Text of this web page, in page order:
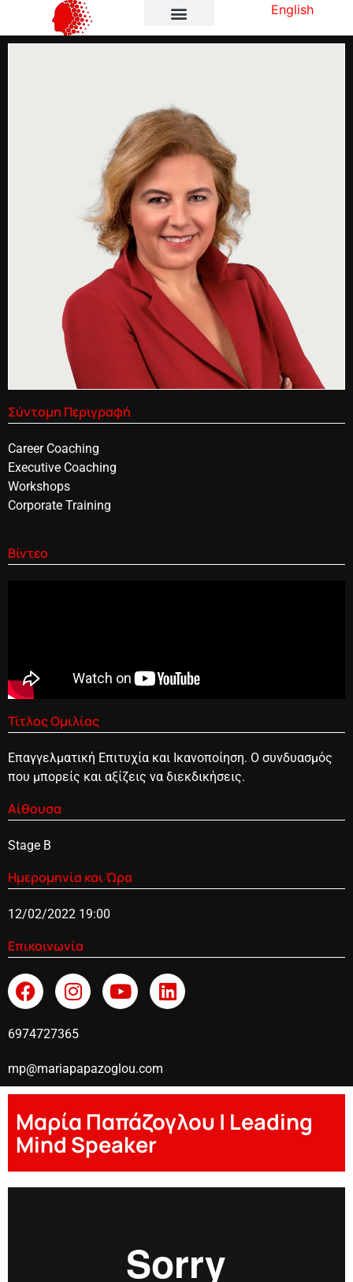
English
Μαρία Παπάζογλου | Leading
Mind Speaker
Σύντομη Περιγραφή
Career Coaching
Executive Coaching
Workshops
Corporate Training
Βίντεο
Τίτλος Ομιλίας
Eπαγγελματική Επιτυχία και Ικανοποίηση. O συνδυασμός
που μπορείς και αξίζεις να διεκδικήσεις.
Αίθουσα
Stage B
Ημερομηνία και Ώρα
12/02/2022 19:00
Επικοινωνία
6974727365
mp@mariapapazoglou.com